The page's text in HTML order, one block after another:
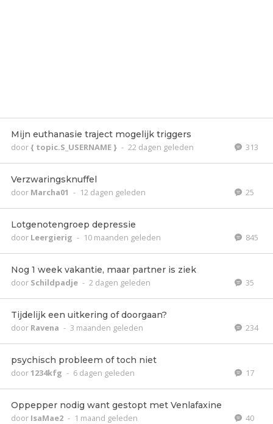
Mijn euthanasie traject mogelijk triggers
door{ topic.S_USERNAME } - 22 dagen geleden 313
Verzwaringsknuffel
door Marcha01 - 12 dagen geleden 25
Lotgenotengroep depressie
door Leergierig - 10 maanden geleden 845
Nog 1 week vakantie, maar partner is ziek
door Schildpadje - 2 dagen geleden 35
Tijdelijk een uitkering of doorgaan?
door Ravena - 3 maanden geleden 234
psychisch probleem of toch niet
door1234kfg - 6 dagen geleden 17
Oppepper nodig want gestopt met Venlafaxine
door IsaMae2 - 1 maand geleden 40